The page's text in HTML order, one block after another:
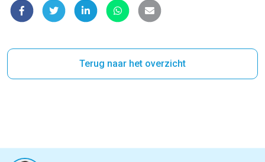
Terug naar het overzicht